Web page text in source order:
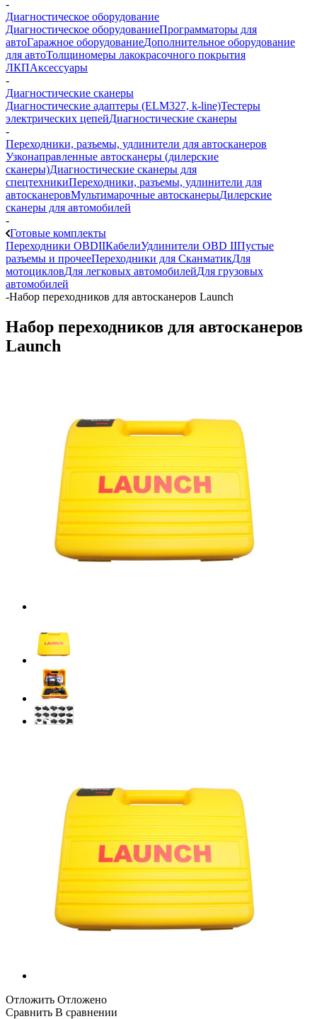
-
Диагностическое оборудование
Диагностическое оборудованиеПрограмматоры для
автоГаражное оборудованиеДополнительное оборудование
для автоТолщиномеры лакокрасочного покрытия
ЛКПАксессуары
-
Диагностические сканеры
Диагностические адаптеры (ELM327, k-line)Тестеры
электрических цепейДиагностические сканеры
-
Переходники, разъемы, удлинители для автосканеров
Узконаправленные автосканеры (дилерские
сканеры)Диагностические сканеры для
спецтехникиПереходники, разъемы, удлинители для
автосканеровМультимарочные автосканерыДилерские
сканеры для автомобилей
-
Готовые комплекты
Переходники OBDIIКабелиУдлинители OBD IIПустые
разъемы и прочееПереходники для СканматикДля
мотоцикловДля легковых автомобилейДля грузовых
автомобилей
-Набор переходников для автосканеров Launch
Набор переходников для автосканеров
Launch
Отложить Отложено
Сравнить В сравнении